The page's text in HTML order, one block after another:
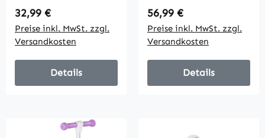
Fußstütze, faltbar,
3-8 Jahre, Weiß
Regulärer Preis:
32,99 €
Preise inkl. MwSt. zzgl.
Versandkosten
Details
mit Bremse,
Ständer, 2 Räder, 50
kg Belastbarkeit,
Stahl, Kunststoff,
Rot
Regulärer Preis:
56,99 €
Preise inkl. MwSt. zzgl.
Versandkosten
Details